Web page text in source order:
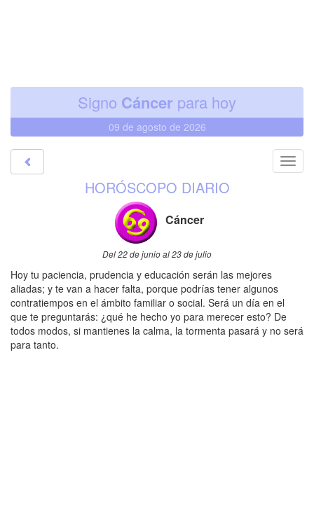
Signo Cáncer para hoy
09 de agosto de 2026
HORÓSCOPO DIARIO
Cáncer
Del 22 de junio al 23 de julio
Hoy tu paciencia, prudencia y educación serán las mejores
aliadas; y te van a hacer falta, porque podrías tener algunos
contratiempos en el ámbito familiar o social. Será un día en el
que te preguntarás: ¿qué he hecho yo para merecer esto? De
todos modos, si mantienes la calma, la tormenta pasará y no será
para tanto.